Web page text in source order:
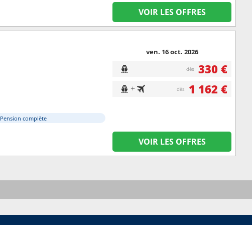
VOIR LES OFFRES
Pension complète
ven. 16 oct. 2026
dès 330 €
+ dès 1 162 €
VOIR LES OFFRES